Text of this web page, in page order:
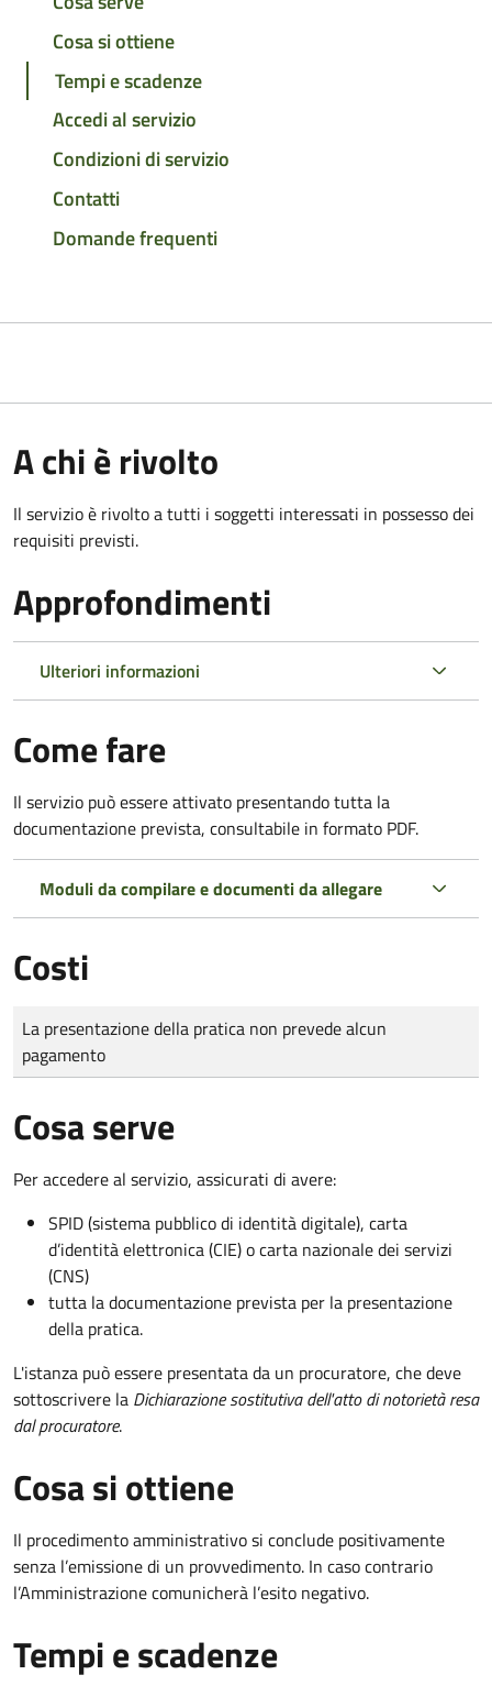
Cosa si ottiene
Tempi e scadenze
Accedi al servizio
Condizioni di servizio
Contatti
Domande frequenti
A chi è rivolto
Il servizio è rivolto a tutti i soggetti interessati in possesso dei
requisiti previsti.
Approfondimenti
Ulteriori informazioni
Come fare
Il servizio può essere attivato presentando tutta la
documentazione prevista, consultabile in formato PDF.
Moduli da compilare e documenti da allegare
Costi
Tipo di pagamento
Importo
La presentazione della pratica non prevede alcun
pagamento
Cosa serve
Per accedere al servizio, assicurati di avere:
SPID (sistema pubblico di identità digitale), carta
d’identità elettronica (CIE) o carta nazionale dei servizi
(CNS)
tutta la documentazione prevista per la presentazione
della pratica.
L'istanza può essere presentata da un procuratore, che deve
sottoscrivere la Dichiarazione sostitutiva dell'atto di notorietà resa
dal procuratore.
Cosa si ottiene
Il procedimento amministrativo si conclude positivamente
senza l’emissione di un provvedimento. In caso contrario
l’Amministrazione comunicherà l’esito negativo.
Tempi e scadenze